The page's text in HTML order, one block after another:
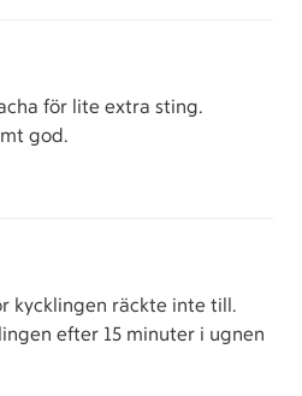
för lite extra sting.
god.
kycklingen räckte inte till.
efter 15 minuter i ugnen